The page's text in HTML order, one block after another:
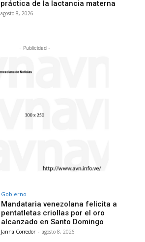
práctica de la lactancia materna
agosto 8, 2026
- Publicidad -
Gobierno
Mandataria venezolana felicita a
pentatletas criollas por el oro
alcanzado en Santo Domingo
Janna Corredor - agosto 8, 2026